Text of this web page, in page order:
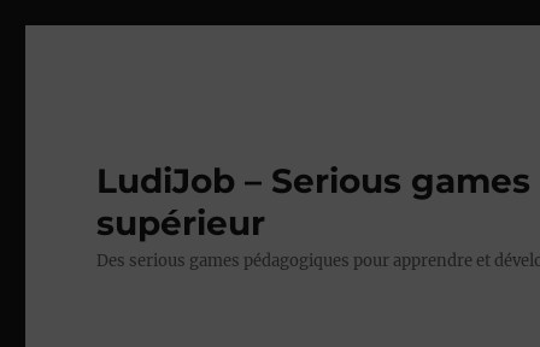
LudiJob – Serious
supérieur
Des serious games pédagogiques pour apprendre et